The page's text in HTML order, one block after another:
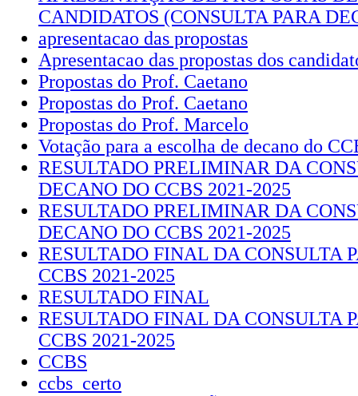
CANDIDATOS (CONSULTA PARA
apresentacao das propostas
Apresentacao das propostas dos
Propostas do Prof. Caetano
Propostas do Prof. Caetano
Propostas do Prof. Marcelo
Votação para a escolha de decano do
RESULTADO PRELIMINAR DA
DECANO DO CCBS 2021-2025
RESULTADO PRELIMINAR DA
DECANO DO CCBS 2021-2025
RESULTADO FINAL DA CONSULTA
CCBS 2021-2025
RESULTADO FINAL
RESULTADO FINAL DA CONSULTA
CCBS 2021-2025
CCBS
ccbs_certo